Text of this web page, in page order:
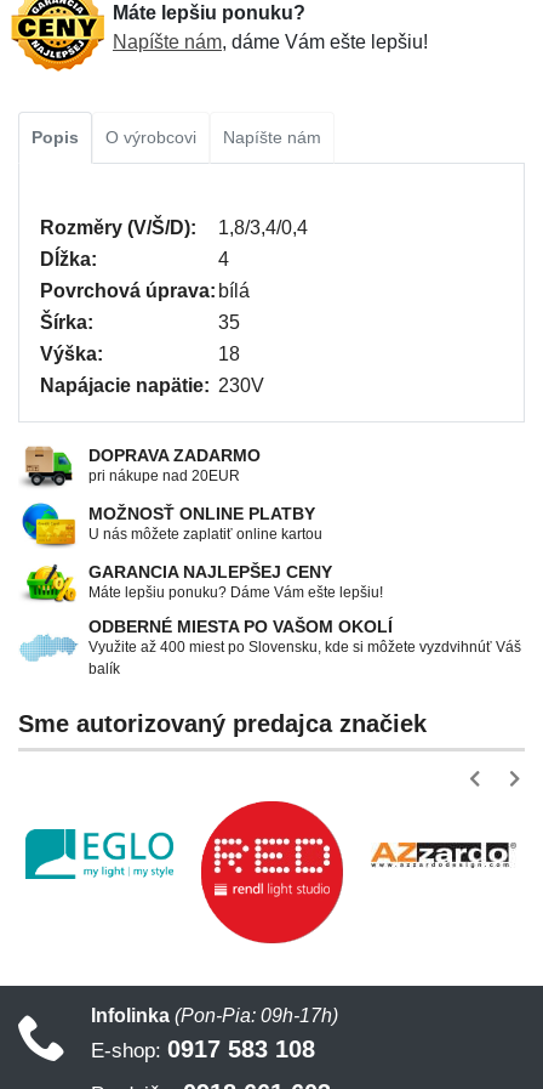
Máte lepšiu ponuku?
Napíšte nám, dáme Vám ešte lepšiu!
Popis O výrobcovi Napíšte nám
Rozměry (V/Š/D):
1,8/3,4/0,4
Dĺžka:
4
Povrchová úprava: bílá
Šírka:
35
Výška:
18
Napájacie napätie: 230V
DOPRAVA ZADARMO
pri nákupe nad 20EUR
MOŽNOSŤ ONLINE PLATBY
U nás môžete zaplatiť online kartou
GARANCIA NAJLEPŠEJ CENY
Máte lepšiu ponuku? Dáme Vám ešte lepšiu!
ODBERNÉ MIESTA PO VAŠOM OKOLÍ
Využite až 400 miest po Slovensku, kde si môžete vyzdvihnúť Váš
balík
Sme autorizovaný predajca značiek
Infolinka (Pon-Pia: 09h-17h)
E-shop: 0917 583 108